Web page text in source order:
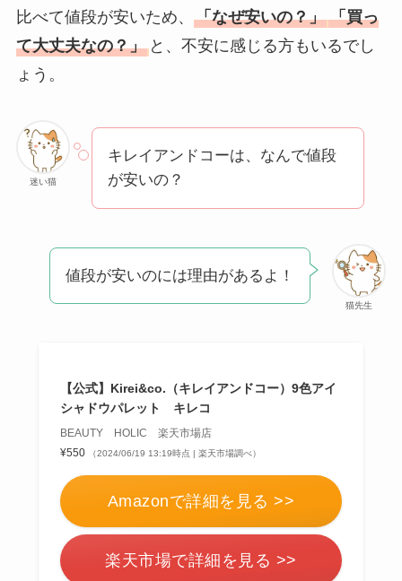
パリはなぜ高い？な
ぜ人気？安く買える
テはなぜ高い？なぜ
人気？安く買える方
なぜ高い？なぜ人
気？安く買える方法
の理由と安く買える
比べて値段が安いため、 「なぜ安いの？」 「買っ
て大丈夫なの？」 と、不安に感じる方もいるでし
ょう。
迷い猫
キレイアンドコーは、なんで値段
が安いの？
猫先生
値段が安いのには理由があるよ！
【公式】Kirei&co.（キレイアンドコー）9色アイ
シャドウパレット キレコ
BEAUTY HOLIC 楽天市場店
¥550
（2024/06/19 13:19時点 | 楽天市場調べ）
Amazonで詳細を見る >>
楽天市場で詳細を見る >>